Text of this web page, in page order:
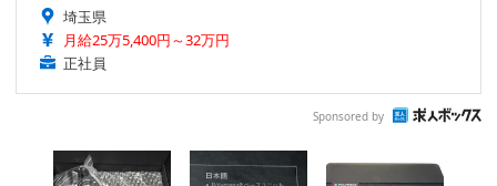
埼玉県
月給25万5,400円～32万円
正社員
Sponsored by